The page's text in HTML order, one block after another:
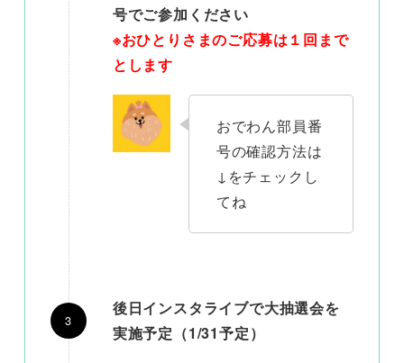
号でご参加ください
※おひとりさまのご応募は１回まで
とします
おでわん部員番
号の確認方法は
↓をチェックし
てね
後日インスタライブで大抽選会を
実施予定（1/31予定）